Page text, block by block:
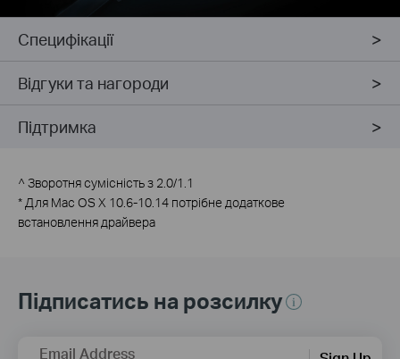
Специфікації
Відгуки та нагороди
Підтримка
^ Зворотня сумісність з 2.0/1.1
* Для Mac OS X 10.6-10.14 потрібне додаткове
встановлення драйвера
Підписатись на розсилку
Email Address